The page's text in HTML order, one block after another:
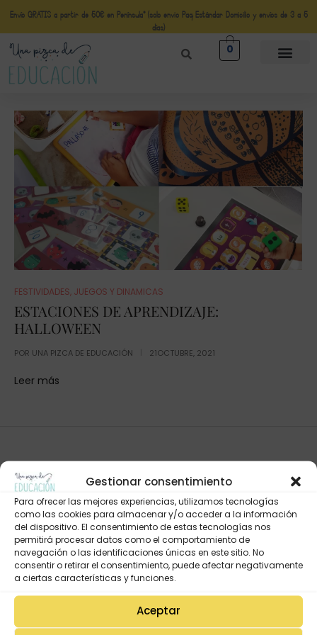
Gestionar consentimiento
Para ofrecer las mejores experiencias, utilizamos tecnologías
como las cookies para almacenar y/o acceder a la información
del dispositivo. El consentimiento de estas tecnologías nos
permitirá procesar datos como el comportamiento de
navegación o las identificaciones únicas en este sitio. No
consentir o retirar el consentimiento, puede afectar negativamente
a ciertas características y funciones.
Aceptar
Envío GRATIS a partir de 50€ en Península* (solo envio Paq Estándar Domicilio y envíos de 3 a 5
días)
0
FESTIVIDADES, JUEGOS Y DINAMICAS
ESTACIONES DE APRENDIZAJE:
HALLOWEEN
POR UNA PIZCA DE EDUCACIÓN 21OCTUBRE, 2021
Leer más
Mi Cuenta
Lista de deseos
Mi Perfil